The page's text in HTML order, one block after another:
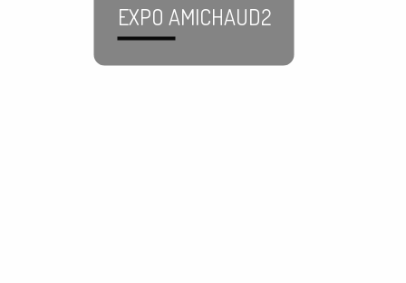
EXPO AMICHAUD2